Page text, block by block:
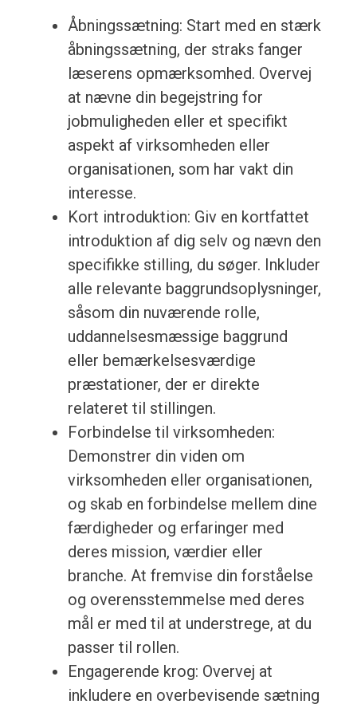
Åbningssætning: Start med en stærk
åbningssætning, der straks fanger
læserens opmærksomhed. Overvej
at nævne din begejstring for
jobmuligheden eller et specifikt
aspekt af virksomheden eller
organisationen, som har vakt din
interesse.
Kort introduktion: Giv en kortfattet
introduktion af dig selv og nævn den
specifikke stilling, du søger. Inkluder
alle relevante baggrundsoplysninger,
såsom din nuværende rolle,
uddannelsesmæssige baggrund
eller bemærkelsesværdige
præstationer, der er direkte
relateret til stillingen.
Forbindelse til virksomheden:
Demonstrer din viden om
virksomheden eller organisationen,
og skab en forbindelse mellem dine
færdigheder og erfaringer med
deres mission, værdier eller
branche. At fremvise din forståelse
og overensstemmelse med deres
mål er med til at understrege, at du
passer til rollen.
Engagerende krog: Overvej at
inkludere en overbevisende sætning